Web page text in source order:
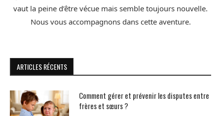
vaut la peine d’être vécue mais semble toujours nouvelle.
Nous vous accompagnons dans cette aventure.
ARTICLES RÉCENTS
Comment gérer et prévenir les disputes entre
frères et sœurs ?